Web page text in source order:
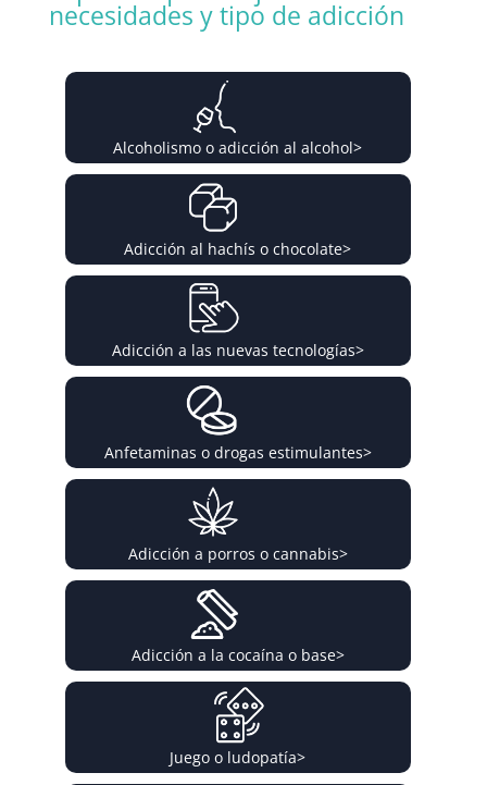
necesidades y tipo de adicción
Alcoholismo o adicción al alcohol>
Adicción al hachís o chocolate>
Adicción a las nuevas tecnologías>
Anfetaminas o drogas estimulantes>
Adicción a porros o cannabis>
Adicción a la cocaína o base>
Juego o ludopatía>